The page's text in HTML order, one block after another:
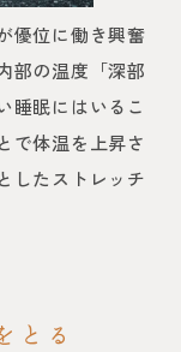
優位に働き興奮
部の温度「深部
睡眠にはいるこ
で体温を上昇さ
したストレッチ
とる